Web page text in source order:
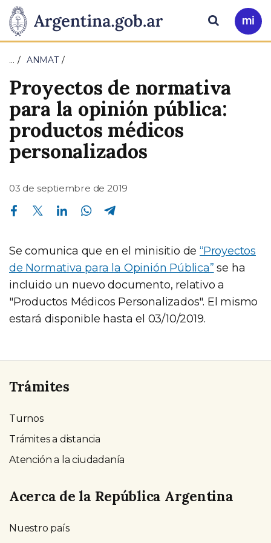
Presidencia
de
la
Nación
Pasar al contenido principal
Ir
a
Buscar
… ANMAT
Proyectos de normativa
para la opinión pública:
productos médicos
personalizados
03 de septiembre de 2019
Compartir en Facebook Compartir en Twitter Compartir en Linkedin Compartir en Whatsapp
Se comunica que en el minisitio de “Proyectos
de Normativa para la Opinión Pública” se ha
incluido un nuevo documento, relativo a
"Productos Médicos Personalizados". El mismo
estará disponible hasta el 03/10/2019.
Trámites
Turnos
Trámites a distancia
Atención a la ciudadanía
Acerca de la República Argentina
Nuestro país